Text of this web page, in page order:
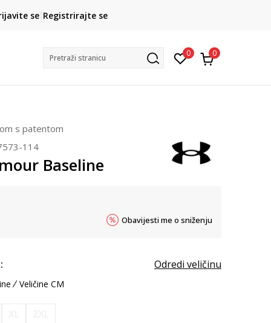
CLICK& COLLECT
besplatno preuzimanje u trgovini
se Registrirajte se
Pretraži stranicu 0 0
s patentom
114
Baseline
Obavijesti me o sniženju
Odredi veličinu
Veličine CM